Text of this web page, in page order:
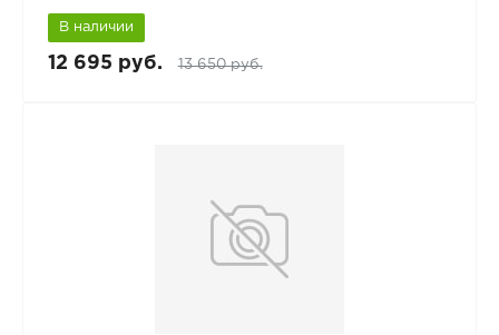
В наличии
12 695 руб. 13 650 руб.